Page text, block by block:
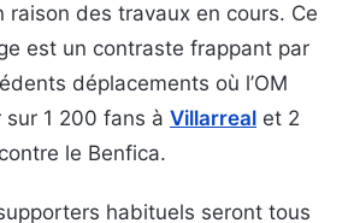
raison des travaux en cours. Ce
est un contraste frappant par
déplacements où l’OM
1 200 fans à Villarreal et 2
le Benfica.
habituels seront tous